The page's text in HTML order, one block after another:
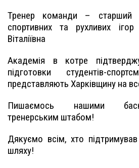
Тренер команди – старший
спортивних та рухливих ігор
Віталіївна
Академія в котре
підготовки студентів-
представляють Харківщину на
Пишаємось нашими
тренерським штабом!
Дякуємо всім, хто
шляху!